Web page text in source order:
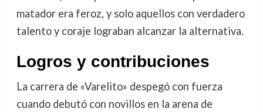
matador era feroz, y solo aquellos con verdadero
talento y coraje lograban alcanzar la alternativa.
Logros y contribuciones
La carrera de «Varelito» despegó con fuerza
cuando debutó con novillos en la arena de